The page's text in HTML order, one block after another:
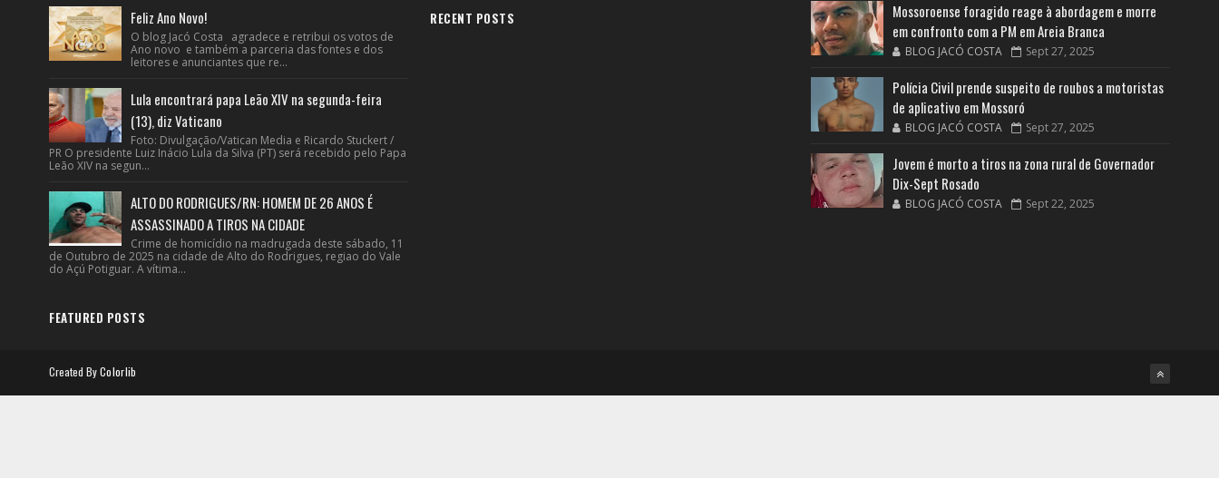
Feliz Ano Novo!
O blog Jacó Costa agradece e retribui os votos de
Ano novo e também a parceria das fontes e dos
leitores e anunciantes que re...
Lula encontrará papa Leão XIV na segunda-feira
(13), diz Vaticano
Foto: Divulgação/Vatican Media e Ricardo Stuckert /
PR O presidente Luiz Inácio Lula da Silva (PT) será recebido pelo Papa
Leão XIV na segun...
ALTO DO RODRIGUES/RN: HOMEM DE 26 ANOS É
ASSASSINADO A TIROS NA CIDADE
Crime de homicídio na madrugada deste sábado, 11
de Outubro de 2025 na cidade de Alto do Rodrigues, regiao do Vale
do Açú Potiguar. A vítima...
FEATURED POSTS
RECENT POSTS
Mossoroense foragido reage à abordagem e morre
em confronto com a PM em Areia Branca
BLOG JACÓ COSTA Sept 27, 2025
Polícia Civil prende suspeito de roubos a motoristas
de aplicativo em Mossoró
BLOG JACÓ COSTA Sept 27, 2025
Jovem é morto a tiros na zona rural de Governador
Dix-Sept Rosado
BLOG JACÓ COSTA Sept 22, 2025
Created ByColorlib